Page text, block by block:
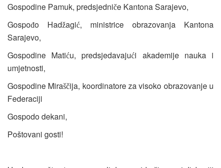
Gospodine Pamuk, predsjedniče Kantona Sarajevo,
Gospođo Hadžagić, ministrice obrazovanja Kantona
Sarajevo,
Gospodine Matiću, predsjedavajući akademije nauka i
umjetnosti,
Gospodine Miraščija, koordinatore za visoko obrazovanje u
Federaciji
Gospodo dekani,
Poštovani gosti!